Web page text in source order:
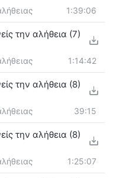
1:39:06
την αλήθεια (7)
1:14:42
την αλήθεια (8)
39:15
την αλήθεια (8)
1:25:07